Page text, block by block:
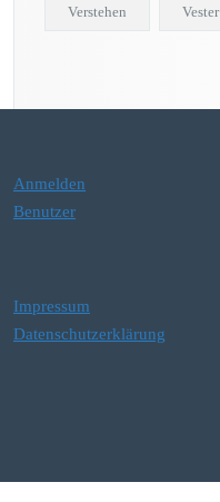
Verstehen Vester
Anmelden
Benutzer
Impressum
Datenschutzerklärung